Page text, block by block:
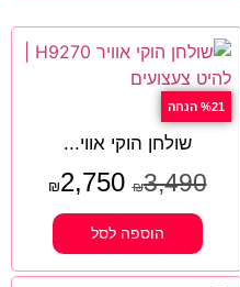
%21 הנחה
שולחן הוקי אווי...
₪3,490
₪2,750
הוספה לסל